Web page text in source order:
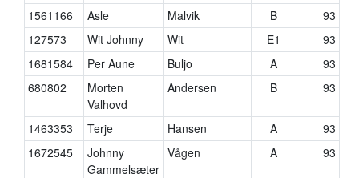
1561166
Asle Malvik B
93
127573
Wit Johnny Wit E1
93
1681584
Per Aune Buljo A
93
680802
Morten
Valhovd
Andersen B 93
1463353 Terje Hansen A
93
1672545
Johnny
Gammelsæter
Vågen A 93